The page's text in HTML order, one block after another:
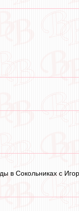
в Сокольниках с